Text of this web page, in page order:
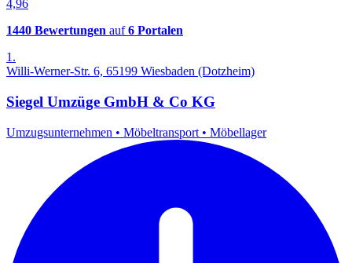
4,96
1440 Bewertungen auf6 Portalen
1.
Willi-Werner-Str. 6, 65199 Wiesbaden (Dotzheim)
Siegel Umzüge GmbH & Co KG
Umzugsunternehmen • Möbeltransport • Möbellager